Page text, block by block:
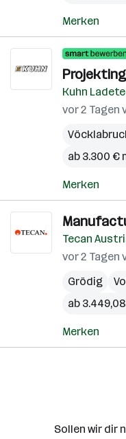
Merken
Kuhn
vor 2
ab 3.300 €
Merken
Tecan
vor 2
Grödig
ab
Merken
Sollen wir dir